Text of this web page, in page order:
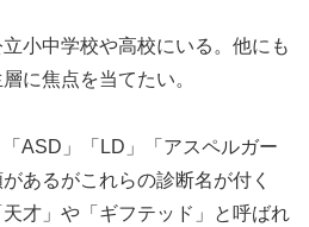
立小中学校や高校にいる。他にも
に焦点を当てたい。
ASD」「LD」「アスペルガー
あるがこれらの診断名が付く
才」や「ギフテッド」と呼ばれ